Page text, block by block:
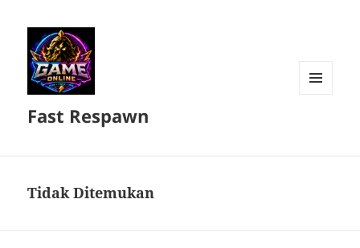
Fast Respawn
Tidak Ditemukan